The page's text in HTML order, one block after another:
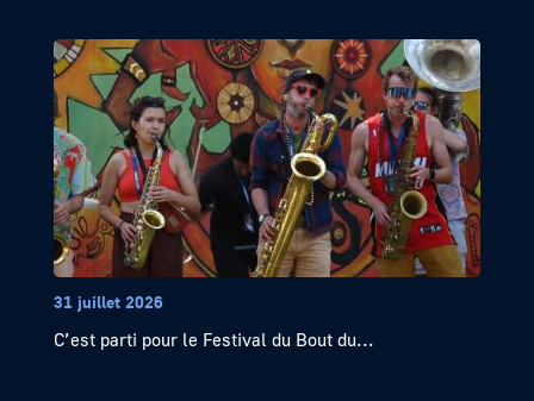
31 juillet 2026
C’est parti pour le Festival du Bout du...